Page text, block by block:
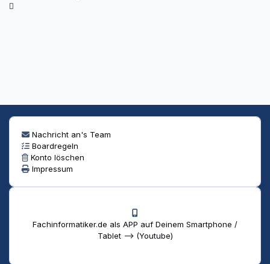
Nachricht an's Team
Boardregeln
Konto löschen
Impressum
Fachinformatiker.de als APP auf Deinem Smartphone /
Tablet --> (Youtube)